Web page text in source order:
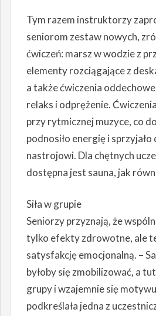
Tym razem instruktorzy
seniorom zestaw nowych,
ćwiczeń: marsz w wodzie z
elementy rozciągające z
a także ćwiczenia
relaks i odprężenie.
przy rytmicznej muzyce, co
podnosiło energię i sprzyjało
nastrojowi. Dla chętnych
dostępna jest sauna, jak
Siła w grupie
Seniorzy przyznają, że
tylko efekty zdrowotne, ale
satysfakcję emocjonalną. –
byłoby się zmobilizować, a
grupy i wzajemnie się
podkreślała jedna z